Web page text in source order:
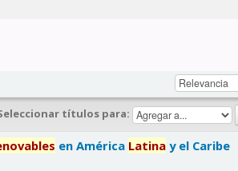
títulos para:
en América Latina y el Caribe